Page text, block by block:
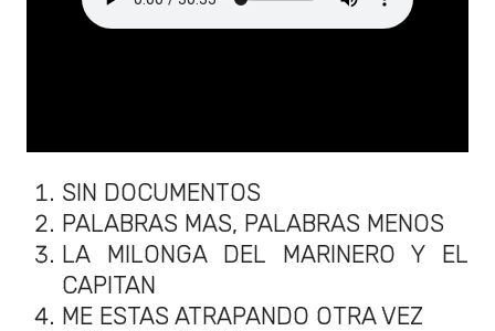
SIN DOCUMENTOS
PALABRAS MAS, PALABRAS MENOS
LA MILONGA DEL MARINERO Y EL
CAPITAN
ME ESTAS ATRAPANDO OTRA VEZ